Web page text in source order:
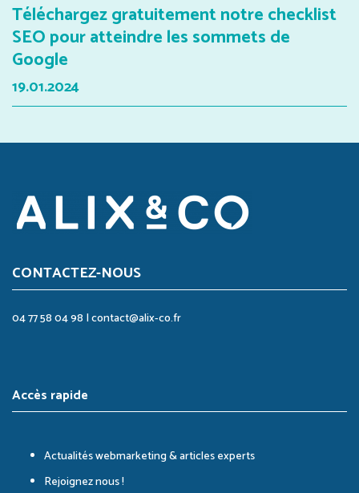
Téléchargez gratuitement notre checklist
SEO pour atteindre les sommets de
Google
19.01.2024
CONTACTEZ-NOUS
04 77 58 04 98 |contact@alix-co.fr
Accès rapide
Actualités webmarketing & articles experts
Rejoignez nous !